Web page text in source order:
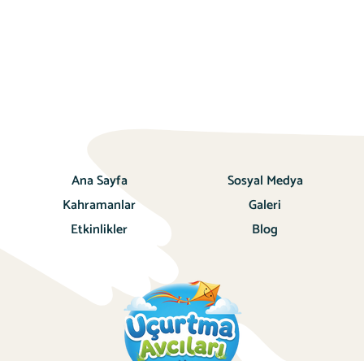
Ana Sayfa
Kahramanlar
Etkinlikler
Sosyal Medya
Galeri
Blog